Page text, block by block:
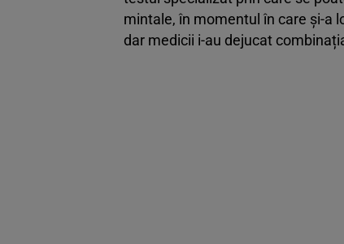
mintale, în momentul în care și-a
dar medicii i-au dejucat